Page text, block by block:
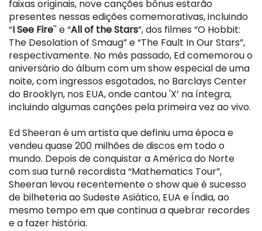
faixas originais, nove canções bônus estarão
presentes nessas edições comemorativas, incluindo
“I See Fire'' e “All of the Stars”, dos filmes “O Hobbit:
The Desolation of Smaug” e “The Fault In Our Stars”,
respectivamente. No mês passado, Ed comemorou o
aniversário do álbum com um show especial de uma
noite, com ingressos esgotados, no Barclays Center
do Brooklyn, nos EUA, onde cantou 'X’ na íntegra,
incluindo algumas canções pela primeira vez ao vivo.
Ed Sheeran é um artista que definiu uma época e
vendeu quase 200 milhões de discos em todo o
mundo. Depois de conquistar a América do Norte
com sua turnê recordista “Mathematics Tour”,
Sheeran levou recentemente o show que é sucesso
de bilheteria ao Sudeste Asiático, EUA e Índia, ao
mesmo tempo em que continua a quebrar recordes
e a fazer história.